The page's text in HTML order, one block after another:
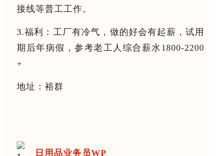
接线等普工工作。
3.福利：工厂有冷气，做的好会有起薪，试用
期后年病假，参考老工人综合薪水1800-2200
+
地址：裕群
日用品业务员WP